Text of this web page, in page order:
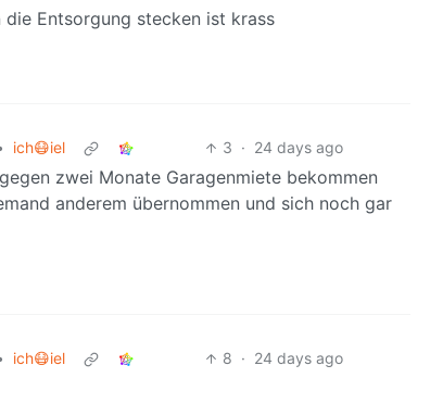
Entsorgung stecken ist krass
ich😷iel 3 · 24 days ago
zwei Monate Garagenmiete bekommen
anderem übernommen und sich noch gar
ich😷iel 8 · 24 days ago